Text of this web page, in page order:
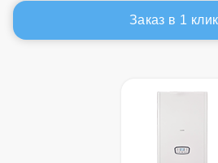
Заказ в 1 клик